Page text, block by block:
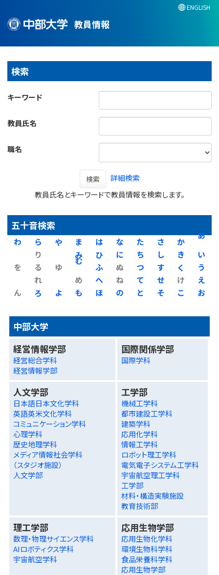
教員情報
ENGLISH
検索
キーワード
教員氏名
職名
検索
詳細検索
教員氏名とキーワードで教員情報を検索します。
五十音検索
あ
い
う
え
お
か
き
く
け
こ
さ
し
す
せ
そ
た
ち
つ
て
と
な
に
ぬ
ね
の
は
ひ
ふ
へ
ほ
ま
み
む
め
も
や
ゆ
よ
ら
り
る
れ
ろ
わ
を
ん
中部大学
経営情報学部
経営総合学科
経営情報学部
国際関係学部
国際学科
人文学部
日本語日本文化学科
英語英米文化学科
コミュニケーション学科
心理学科
歴史地理学科
メディア情報社会学科
（スタジオ施設）
人文学部
工学部
機械工学科
都市建設工学科
建築学科
応用化学科
情報工学科
ロボット理工学科
電気電子システム工学科
宇宙航空理工学科
工学部
材料・構造実験施設
教育技術部
理工学部
数理・物理サイエンス学科
AIロボティクス学科
宇宙航空学科
応用生物学部
応用生物化学科
環境生物科学科
食品栄養科学科
応用生物学部